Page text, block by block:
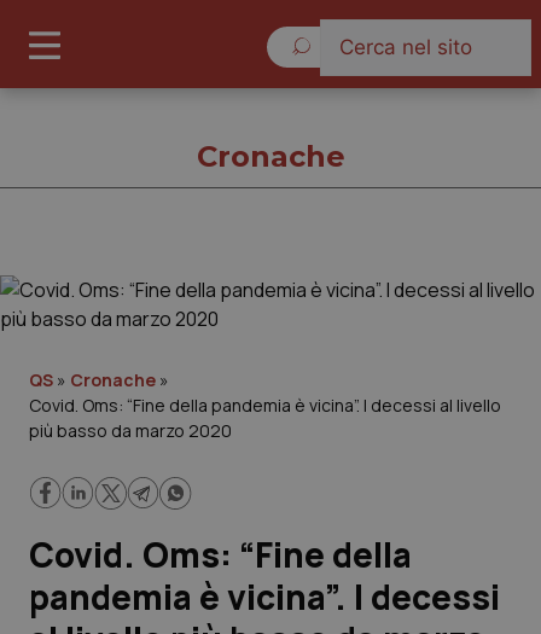
Governo e Parlamento
Regioni e Asl
Lavoro e Professioni
Scienza e Farmaci
Cronache
QS » Cronache »
Covid. Oms: “Fine della pandemia è vicina”. I decessi al livello
più basso da marzo 2020
Covid. Oms: “Fine della
pandemia è vicina”. I decessi